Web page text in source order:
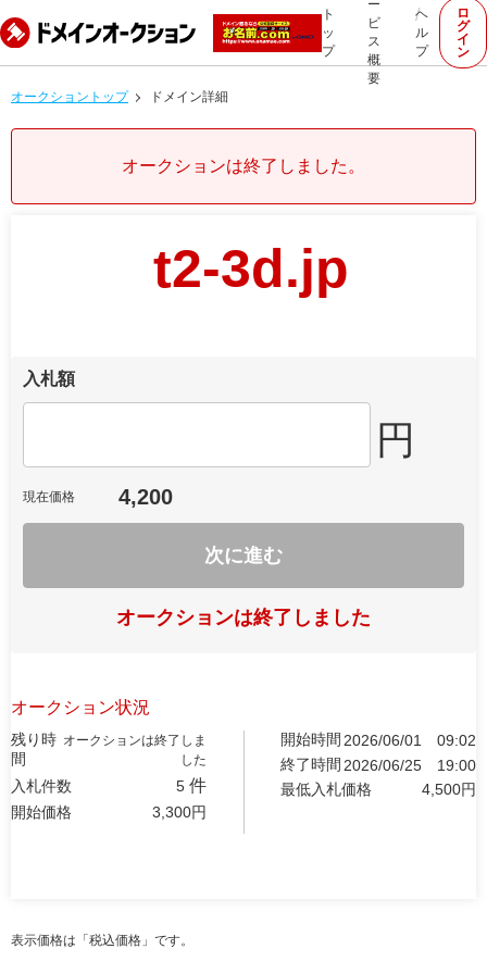
ト
ッ
プ
ー
ビ
ス
概
要
ヘ
ル
プ
ロ
グ
イ
ン
オークショントップ ドメイン詳細
オークションは終了しました。
t2-3d.jp
入札額
円
現在価格 4,200
次に進む
オークションは終了しました
オークション状況
残り時
間
オークションは終了しま
した
入札件数 5 件
開始価格 3,300円
開始時間 2026/06/01
09:02
終了時間 2026/06/25
19:00
最低入札価格
4,500円
表示価格は「税込価格」です。